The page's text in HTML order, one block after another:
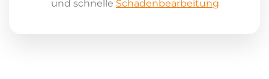
und schnelle Schadenbearbeitung